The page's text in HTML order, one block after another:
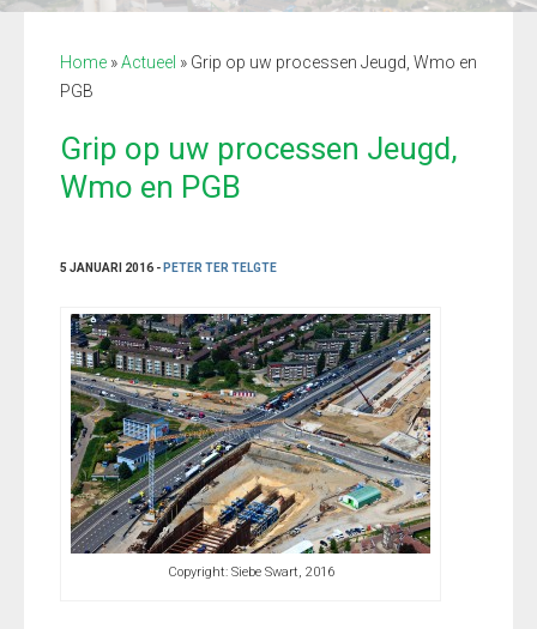
Home »Actueel » Grip op uw processen Jeugd, Wmo en
PGB
Grip op uw processen Jeugd,
Wmo en PGB
5 JANUARI 2016 - PETER TER TELGTE
Copyright: Siebe Swart, 2016